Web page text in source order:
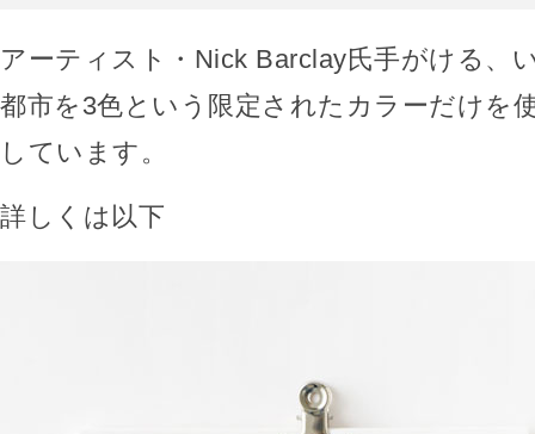
アーティスト・Nick Barclay氏手がける、
都市を3色という限定されたカラーだけを
しています。
詳しくは以下